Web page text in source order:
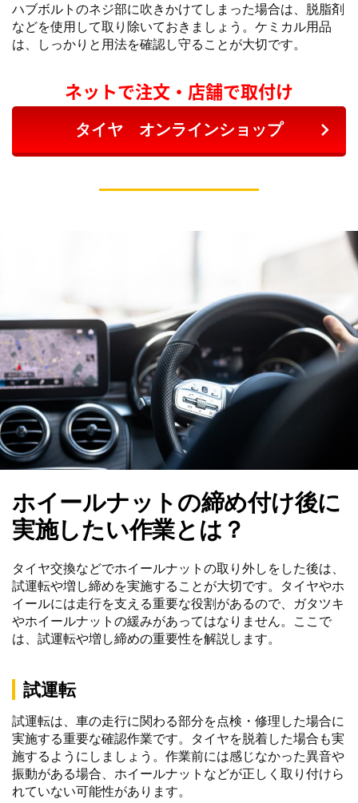
ハブボルトのネジ部に吹きかけてしまった場合は、脱脂剤
などを使用して取り除いておきましょう。ケミカル用品
は、しっかりと用法を確認し守ることが大切です。
ネットで注文・店舗で取付け
タイヤ オンラインショップ
ホイールナットの締め付け後に
実施したい作業とは？
タイヤ交換などでホイールナットの取り外しをした後は、
試運転や増し締めを実施することが大切です。タイヤやホ
イールには走行を支える重要な役割があるので、ガタツキ
やホイールナットの緩みがあってはなりません。ここで
は、試運転や増し締めの重要性を解説します。
試運転
試運転は、車の走行に関わる部分を点検・修理した場合に
実施する重要な確認作業です。タイヤを脱着した場合も実
施するようにしましょう。作業前には感じなかった異音や
振動がある場合、ホイールナットなどが正しく取り付けら
れていない可能性があります。